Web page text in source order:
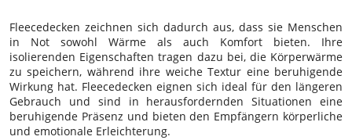
Fleecedecken zeichnen sich dadurch aus, dass sie Menschen
in Not sowohl Wärme als auch Komfort bieten. Ihre
isolierenden Eigenschaften tragen dazu bei, die Körperwärme
zu speichern, während ihre weiche Textur eine beruhigende
Wirkung hat. Fleecedecken eignen sich ideal für den längeren
Gebrauch und sind in herausfordernden Situationen eine
beruhigende Präsenz und bieten den Empfängern körperliche
und emotionale Erleichterung.